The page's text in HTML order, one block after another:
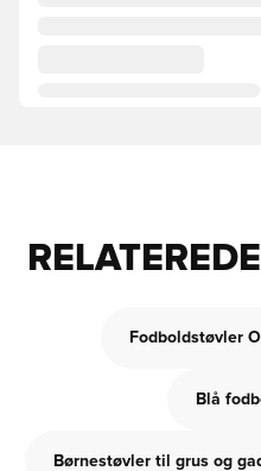
Fodboldstøvler
Blå
Børnestøvler til grus og